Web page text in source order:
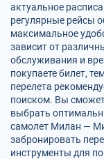
актуальное
регулярные рейсы
максимальное
зависит от
обслуживания и
покупаете билет,
перелета
поиском. Вы
выбрать
самолет Милан —
забронировать
инструменты для